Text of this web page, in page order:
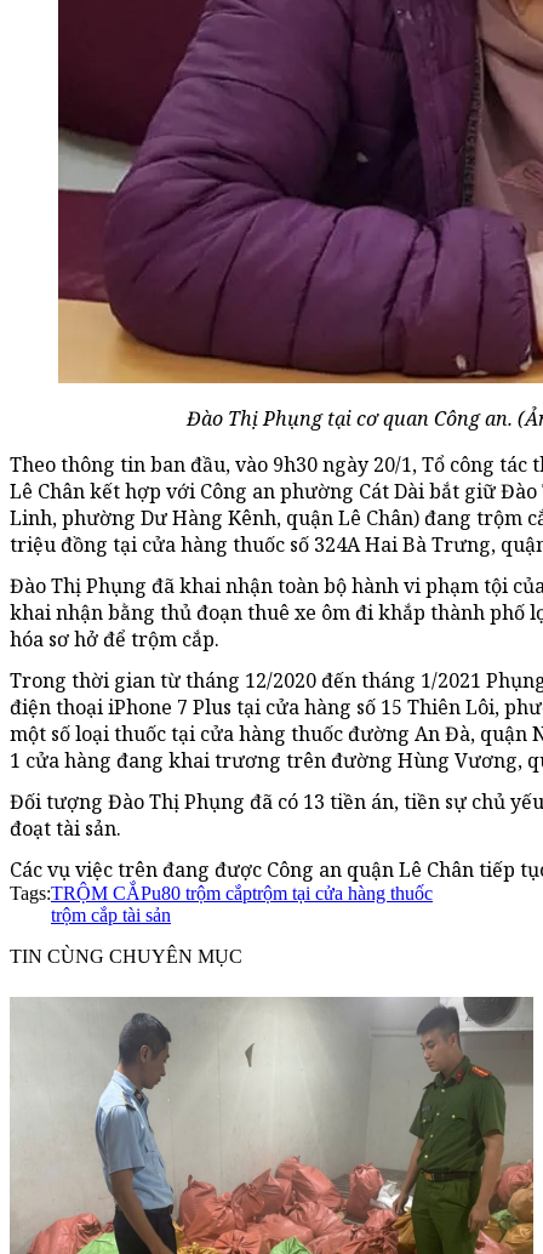
Đào Thị Phụng tại cơ quan Công an.
Theo thông tin ban đầu, vào 9h30 ngày 20/1, Tổ công tác
Lê Chân kết hợp với Công an phường Cát Dài bắt giữ
Linh, phường Dư Hàng Kênh, quận Lê Chân) đang trộm
triệu đồng tại cửa hàng thuốc số 324A Hai Bà Trưng,
Đào Thị Phụng đã khai nhận toàn bộ hành vi phạm tội
khai nhận bằng thủ đoạn thuê xe ôm đi khắp thành phố
hóa sơ hở để trộm cắp.
Trong thời gian từ tháng 12/2020 đến tháng 1/2021
điện thoại iPhone 7 Plus tại cửa hàng số 15 Thiên Lôi,
một số loại thuốc tại cửa hàng thuốc đường An Đà, quận
1 cửa hàng đang khai trương trên đường Hùng Vương,
Đối tượng Đào Thị Phụng đã có 13 tiền án, tiền sự chủ
đoạt tài sản.
Các vụ việc trên đang được Công an quận Lê Chân tiếp
Tags:TRỘM CẮPu80 trộm cắptrộm tại cửa hàng thuốc
trộm cắp tài sản
TIN CÙNG CHUYÊN MỤC